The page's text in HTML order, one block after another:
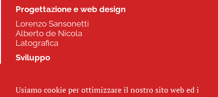
Progettazione e web design
Lorenzo Sansonetti
Alberto de Nicola
Latografica
Sviluppo
Usiamo cookie per ottimizzare il nostro sito web ed i